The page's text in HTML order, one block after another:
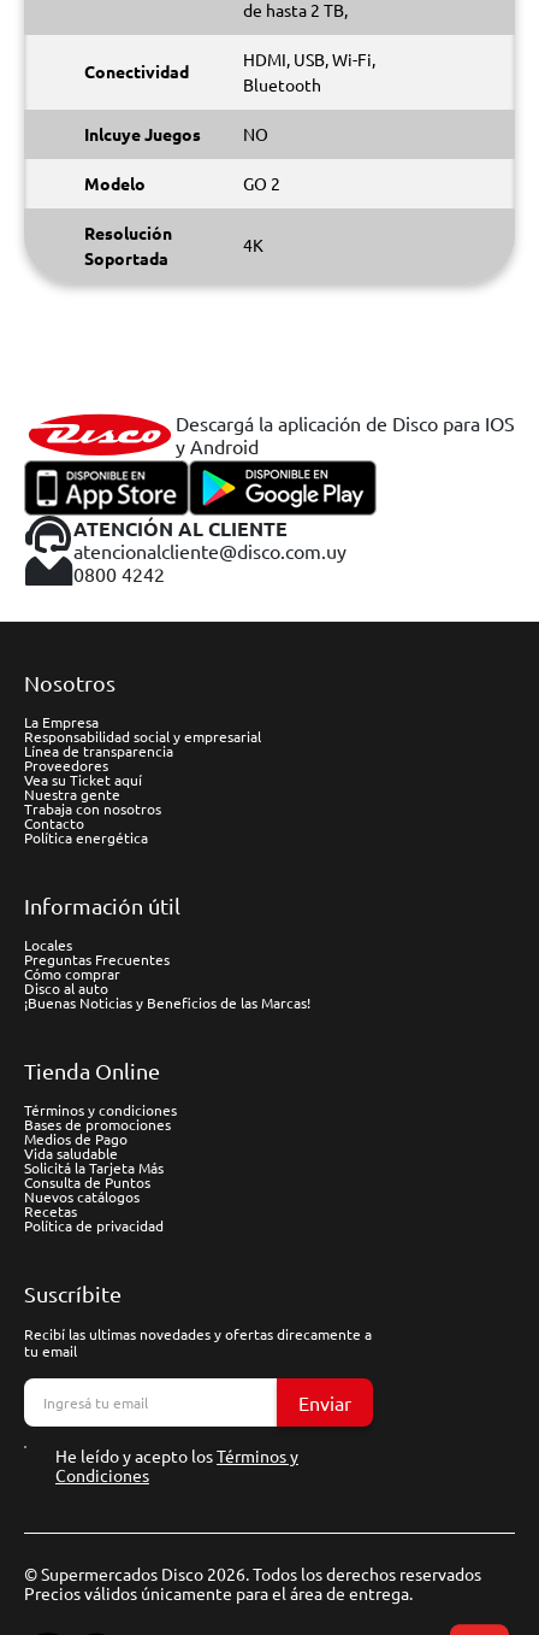
de hasta 2 TB,
Conectividad
HDMI, USB, Wi-Fi,
Bluetooth
Inlcuye Juegos NO
Modelo GO 2
Resolución
Soportada
4K
Descargá la aplicación de Disco para IOS
y Android
ATENCIÓN AL CLIENTE
atencionalcliente@disco.com.uy
0800 4242
Nosotros
La Empresa
Responsabilidad social y empresarial
Línea de transparencia
Proveedores
Vea su Ticket aquí
Nuestra gente
Trabaja con nosotros
Contacto
Política energética
Información útil
Locales
Preguntas Frecuentes
Cómo comprar
Disco al auto
¡Buenas Noticias y Beneficios de las Marcas!
Tienda Online
Términos y condiciones
Bases de promociones
Medios de Pago
Vida saludable
Solicitá la Tarjeta Más
Consulta de Puntos
Nuevos catálogos
Recetas
Política de privacidad
Suscríbite
Recibí las ultimas novedades y ofertas direcamente a
tu email
Enviar
He leído y acepto losTérminos y
Condiciones
© Supermercados Disco 2026. Todos los derechos reservados
Precios válidos únicamente para el área de entrega.